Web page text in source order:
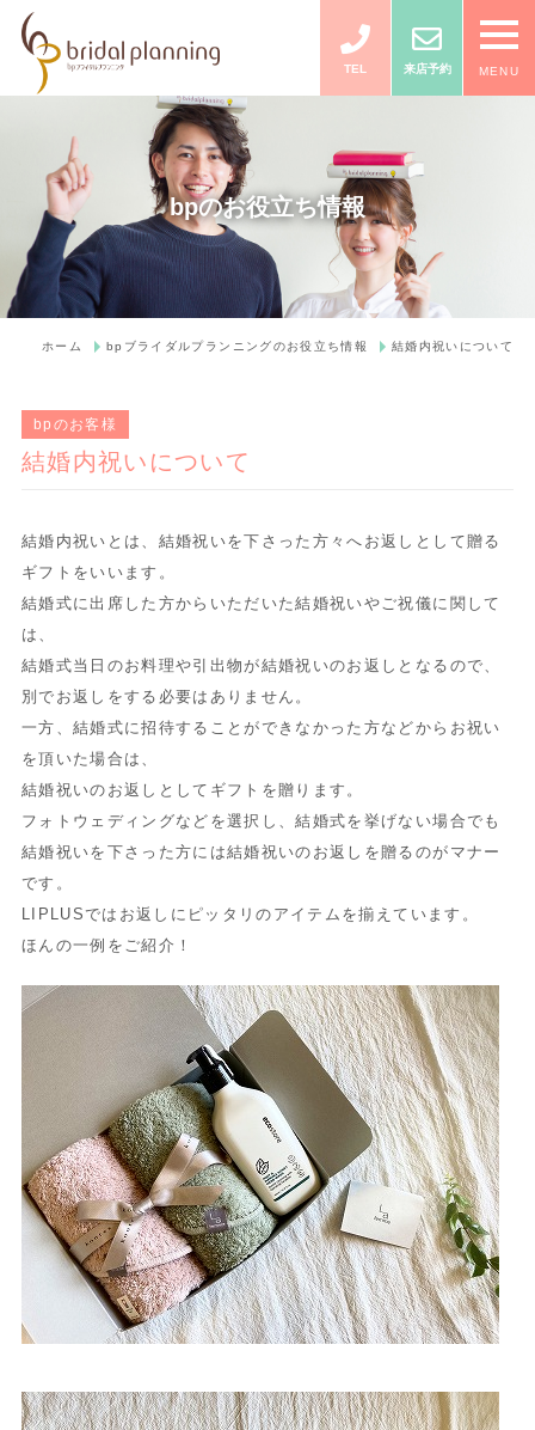
TEL 来店予約 MENU
bpのお役立ち情報
ホーム bpブライダルプランニングのお役立ち情報 結婚内祝いについて
bpのお客様
結婚内祝いについて
結婚内祝いとは、結婚祝いを下さった方々へお返しとして贈る
ギフトをいいます。
結婚式に出席した方からいただいた結婚祝いやご祝儀に関して
は、
結婚式当日のお料理や引出物が結婚祝いのお返しとなるので、
別でお返しをする必要はありません。
一方、結婚式に招待することができなかった方などからお祝い
を頂いた場合は、
結婚祝いのお返しとしてギフトを贈ります。
フォトウェディングなどを選択し、結婚式を挙げない場合でも
結婚祝いを下さった方には結婚祝いのお返しを贈るのがマナー
です。
LIPLUSではお返しにピッタリのアイテムを揃えています。
ほんの一例をご紹介！